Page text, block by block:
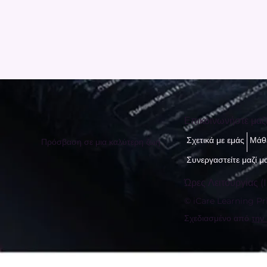
Πρόσβαση σε μια καλύτερη ζωή
Επικοινωνήστε
Σχετικά με εμάς
Συνεργαστείτε μαζί
Ώρες
© iCare Learning
Σχεδιασμένο από